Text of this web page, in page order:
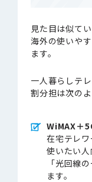
見た目は似て
海外の使いや
ます。
一人暮らしテ
割分担は次の
WiMAX＋
在宅テレ
使いたい人
「光回線
ます。